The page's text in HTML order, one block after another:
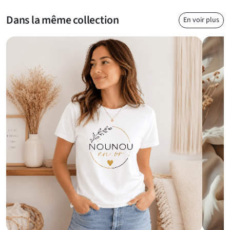
robustesse et élégance. Son métal résistant assure une grande
durabilité, même avec une utilisation quotidienne. Compact et
léger, il est facile à transporter et parfait pour garder ses clés
bien organisées. Le design moderne, rehaussé d’un message
touchant et de motifs colorés, le rend unique et attrayant. Ce
porte-clés est bien plus qu’un simple accessoire : il est un
rappel constant de l’affection et de l’appréciation que vous
portez à votre
nounou cadeauplaisant. En plus d’être
pratique, il ajoute une touche de gaieté et d’élégance à son
trousseau de clés.
Un cadeau touchant et symbolique pour valoriser votre nounou
Offrir ceporte-clés "Merci Nounou"
, c’est faire un geste
simple mais rempli de sens pour montrer votre
reconnaissance. Parfait pour marquer une fin de contrat, une
occasion spéciale ou tout simplement pour lui dire "merci", ce
cadeau est adapté à toutes les situations
. Son design coloré
et son message valorisant reflètent parfaitement l’importance
Dans la même collection En voir plus